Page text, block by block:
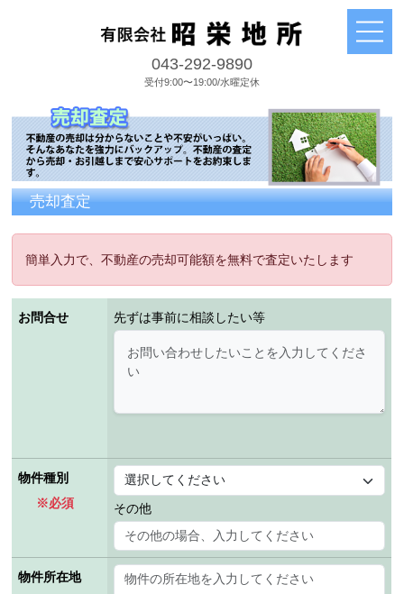
043-292-9890
受付9:00〜19:00/水曜定休
売却査定
簡単入力で、不動産の売却可能額を無料で査定いたします
お問合せ 先ずは事前に相談したい等
物件種別
※必須
その他
物件所在地